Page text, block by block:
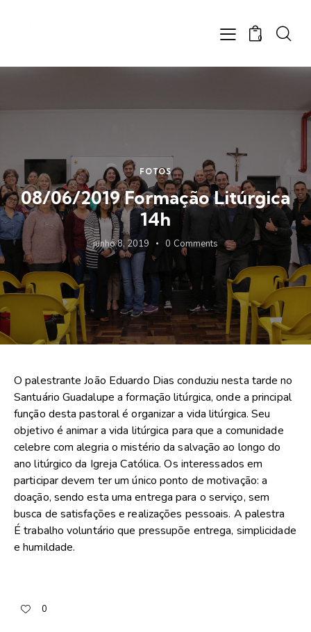
0
FOTOS
08/06/2019 Formação Litúrgica
14h
junho 8, 2019 0 Comments
O palestrante João Eduardo Dias conduziu nesta tarde no
Santuário Guadalupe a formação litúrgica, onde a principal
função desta pastoral é organizar a vida litúrgica. Seu
objetivo é animar a vida litúrgica para que a comunidade
celebre com alegria o mistério da salvação ao longo do
ano litúrgico da Igreja Católica. Os interessados em
participar devem ter um único ponto de motivação: a
doação, sendo esta uma entrega para o serviço, sem
busca de satisfações e realizações pessoais. A palestra
É trabalho voluntário que pressupõe entrega, simplicidade
e humildade.
0